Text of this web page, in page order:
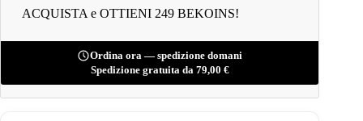
ACQUISTA e OTTIENI 249 BEKOINS!
Ordina ora — spedizione domani
Spedizione gratuita da 79,00 €